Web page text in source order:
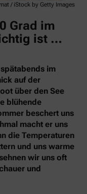
/ iStock by Getty Images
Grad im
ist …
im
auf der
über den See
blühende
beschert uns
macht er uns
die Temperaturen
und uns warme
wir uns oft
und